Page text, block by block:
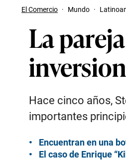
El Comercio · Mundo ·
La
Hace cinco años,
importantes
Encuentran en una
El caso de Enrique